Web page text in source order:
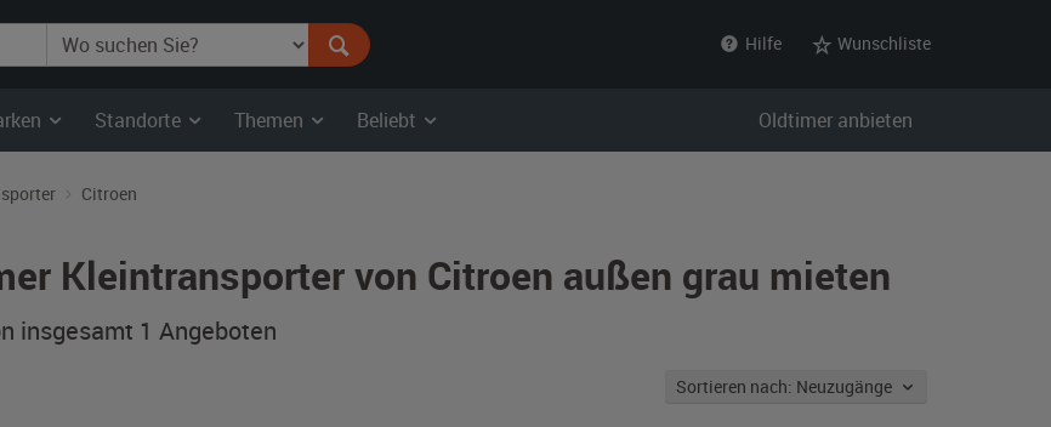
Hilfe Wunschliste
Standorte Themen Beliebt Oldtimer anbieten
Citroen
Kleintransporter von Citroen außen grau mieten
insgesamt 1 Angeboten
Sortieren nach: Neuzugänge